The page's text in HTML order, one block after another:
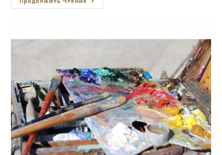
Гравюра
ГАУК
Парковый
Музей-
Заповедник»